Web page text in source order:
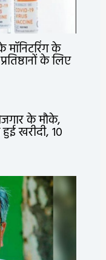
मॉनिटरिंग के
के लिए
के मौके,
खरीदी, 10